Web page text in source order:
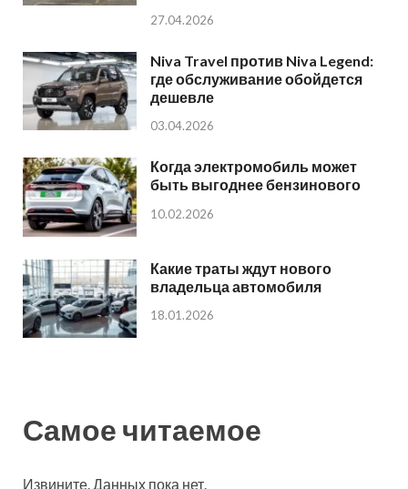
27.04.2026
Niva Travel против Niva Legend:
где обслуживание обойдется
дешевле
03.04.2026
Когда электромобиль может
быть выгоднее бензинового
10.02.2026
Какие траты ждут нового
владельца автомобиля
18.01.2026
Самое читаемое
Извините. Данных пока нет.